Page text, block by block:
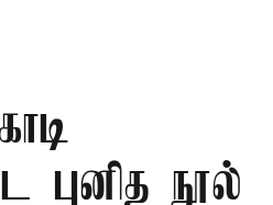
புனித நூல்